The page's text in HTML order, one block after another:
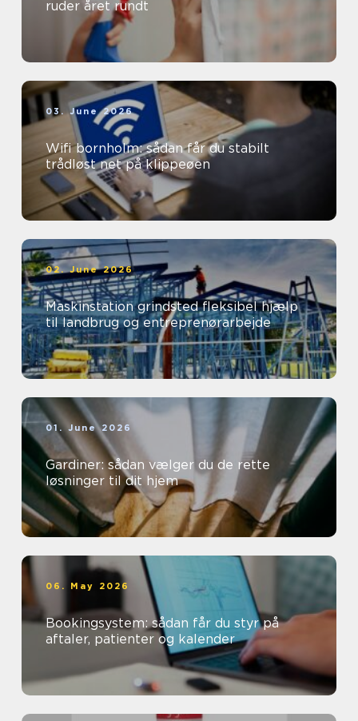
ruder året rundt
03. June 2026
Wifi bornholm: sådan får du stabilt
trådløst net på klippeøen
02. June 2026
Maskinstation grindsted fleksibel hjælp
til landbrug og entreprenørarbejde
01. June 2026
Gardiner: sådan vælger du de rette
løsninger til dit hjem
06. May 2026
Bookingsystem: sådan får du styr på
aftaler, patienter og kalender